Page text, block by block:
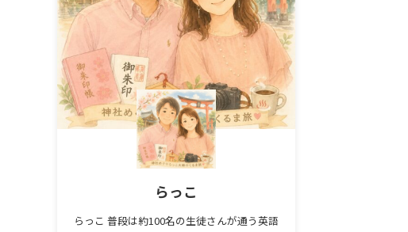
らっこ
らっこ 普段は約100名の生徒さんが通う英語